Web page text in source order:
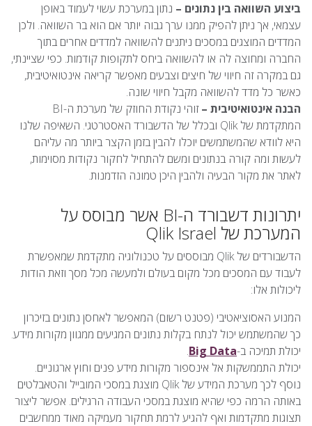
ביצוע השוואה בין נתונים – נתון במערכת עשוי לעמוד באופן
עצמאי, אך ניתן להפיק ממנו ערך גבוה יותר אם הוא בר השוואה. ולכן
המדדים המוצגים במסכים ניתנים להשוואה למדדים אחרים בתוך
החברה ומחוצה לה או להשוואה ביחס לתקופות קודמות. כפי שציינתי,
גם במקרה זה חיווי של חיצים וצבעים מאפשר קריאה אינטואיטיבית,
כאשר כל מדד להשוואה מקבל חיווי שונה.
הבנה אינטואיטיבית –
זוהי נקודת החוזק של מערכת ה-BI
המתקדמת של Qlik ובכלל של הדשבורד האסטרטגי. השאיפה שלנו
היא לוודא שהמשתמשים יוכלו להבין בזמן הקצר ביותר מה עליהם
לעשות ומה קורה בנתונים ומשם להתחיל לחקור נקודות מסוימות,
לאתר את מקור הבעיה ולהבין היכן טמונה הזדמנות.
יתרונות דשבורד ה-BI אשר מבוסס על
המערכת של Qlik Israel
הדשבורדים של Qlik מבוססים על טכנולוגיה מתקדמת שמאפשרת
לעבוד עם המסכים מכל מקום בעולם ולמעשה מכל מסך וזאת הודות
ליכולות אלו:
המנוע האסוציאטיבי (פטנט רשום) המאפשר לאחסן נתונים בזיכרון
כך שהמשתמש יכול לנתח בקלות נתונים המגיעים ממגוון מקורות מידע.
יכולת תמיכה ב-Big Data
.
יכולת התממשקות אל אינספור מקורות מידע פנים וחוץ ארגוניים.
נוסף לכך מערכת המידע של Qlik מוצגת במסכי המובייל והטאבלטים
באותה הרמה כפי שהיא מוצגת במסכי העבודה הרגילים. אפשר ליצור
תצוגות מתקדמות ואף להגיע לרמת תחקור מעמיקה מאוד ממחשבים